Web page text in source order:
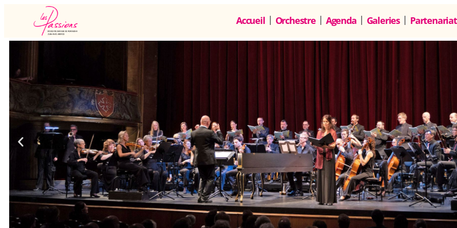
Accueil Orchestre Agenda Galeries Partenariat